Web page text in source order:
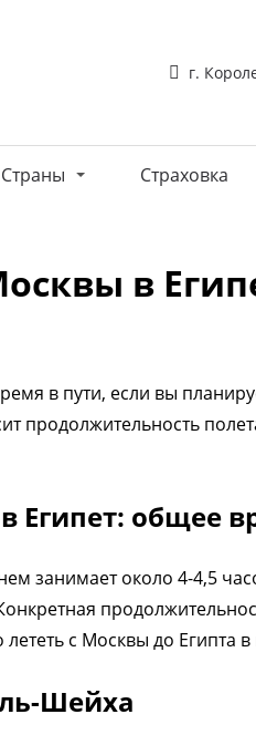
г.
Страны Страховка
в
в пути, если вы
продолжительность
Египет: общее
занимает около 4-4,5
с Москвы до Египта
Шейха